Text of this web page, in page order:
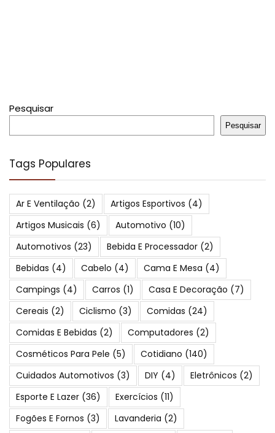
Pesquisar
Pesquisar
Tags Populares
Ar E Ventilação (2) Artigos Esportivos (4)
Artigos Musicais (6) Automotivo (10)
Automotivos (23) Bebida E Processador (2)
Bebidas (4) Cabelo (4) Cama E Mesa (4)
Campings (4) Carros (1) Casa E Decoração (7)
Cereais (2) Ciclismo (3) Comidas (24)
Comidas E Bebidas (2) Computadores (2)
Cosméticos Para Pele (5) Cotidiano (140)
Cuidados Automotivos (3) DIY (4) Eletrônicos (2)
Esporte E Lazer (36) Exercícios (11)
Fogões E Fornos (3) Lavanderia (2)